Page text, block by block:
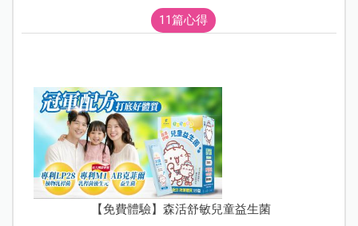
11篇心得
【免費體驗】森活舒敏兒童益生菌